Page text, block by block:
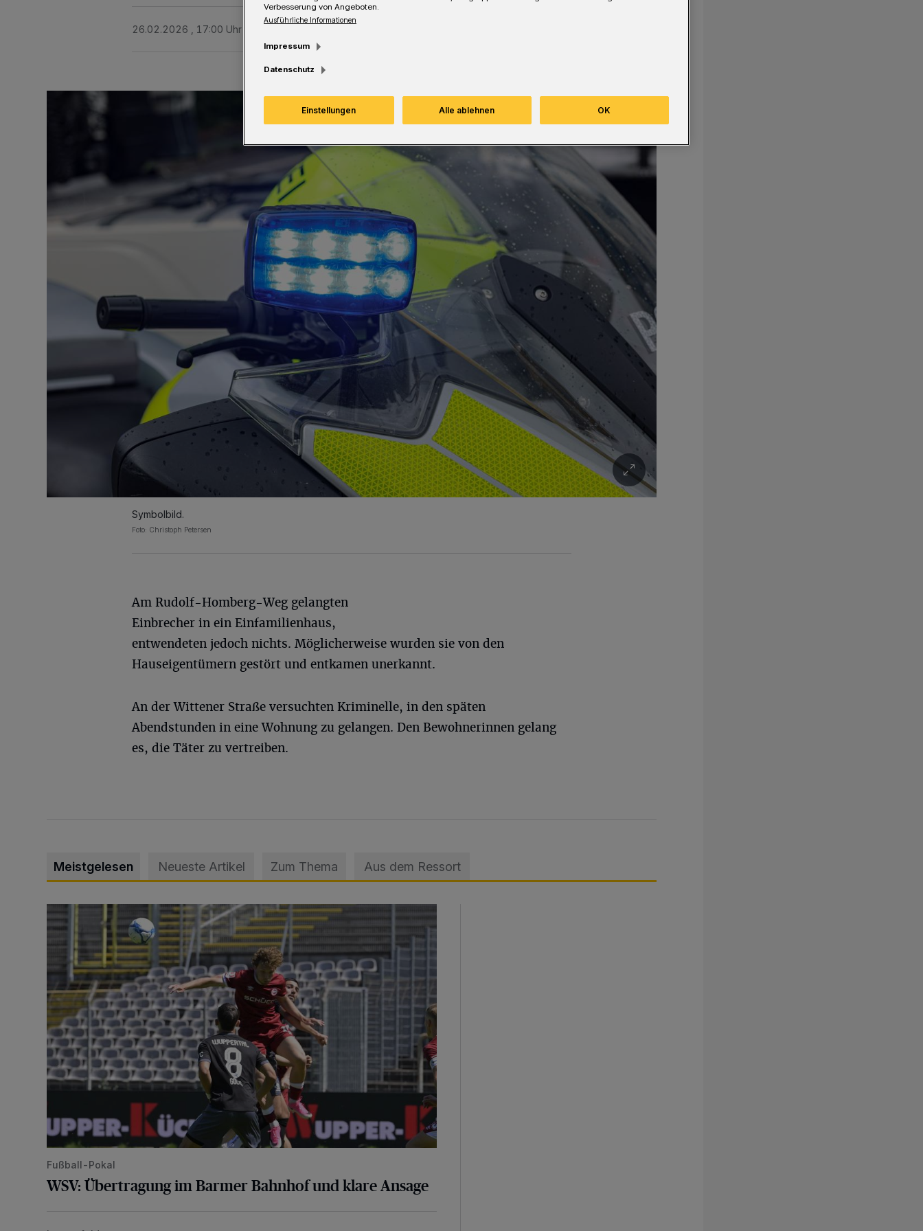
26.02.2026 , 17:00 Uhr
Symbolbild.
Foto: Christoph Petersen
Am Rudolf-Homberg-Weg gelangten
Einbrecher in ein Einfamilienhaus,
entwendeten jedoch nichts. Möglicherweise wurden sie von den
Hauseigentümern gestört und entkamen unerkannt.
An der Wittener Straße versuchten Kriminelle, in den späten
Abendstunden in eine Wohnung zu gelangen. Den Bewohnerinnen gelang
es, die Täter zu vertreiben.
Meistgelesen Neueste Artikel Zum Thema Aus dem Ressort
WSV: Übertragung im Barmer Bahnhof und klare Ansage
Fußball-Pokal
WSV: Übertragung im Barmer Bahnhof und klare Ansage
Verbesserung von Angeboten.
Ausführliche Informationen
Impressum
Datenschutz
Einstellungen Alle ablehnen OK